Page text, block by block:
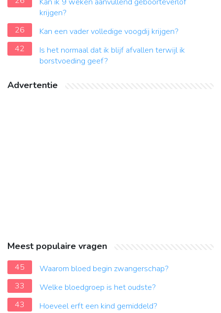
krijgen?
26
Kan een vader volledige voogdij krijgen?
42
Is het normaal dat ik blijf afvallen terwijl ik
borstvoeding geef?
Advertentie
Meest populaire vragen
45
Waarom bloed begin zwangerschap?
33
Welke bloedgroep is het oudste?
43
Hoeveel erft een kind gemiddeld?